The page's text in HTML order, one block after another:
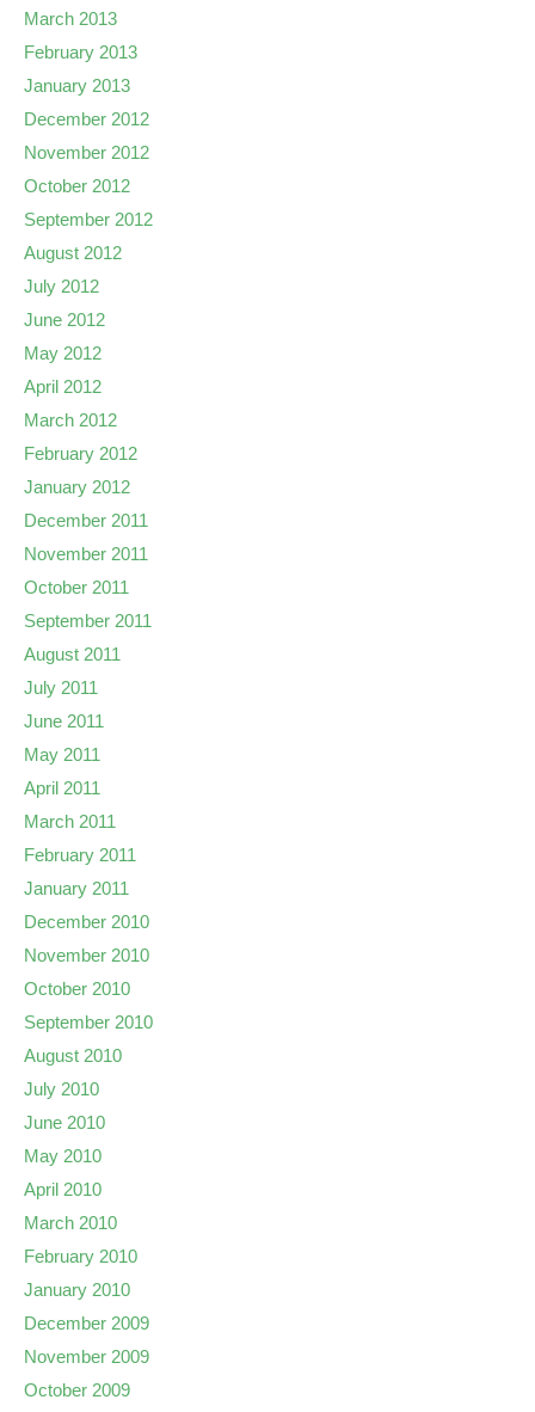
March 2013
February 2013
January 2013
December 2012
November 2012
October 2012
September 2012
August 2012
July 2012
June 2012
May 2012
April 2012
March 2012
February 2012
January 2012
December 2011
November 2011
October 2011
September 2011
August 2011
July 2011
June 2011
May 2011
April 2011
March 2011
February 2011
January 2011
December 2010
November 2010
October 2010
September 2010
August 2010
July 2010
June 2010
May 2010
April 2010
March 2010
February 2010
January 2010
December 2009
November 2009
October 2009